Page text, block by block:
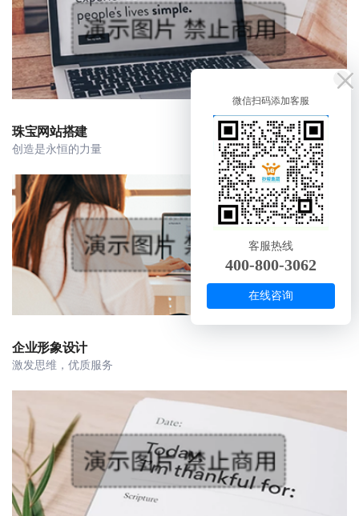
珠宝网站搭建
创造是永恒的力量
企业形象设计
激发思维，优质服务
微信扫码添加客服
客服热线
400-800-3062
在线咨询